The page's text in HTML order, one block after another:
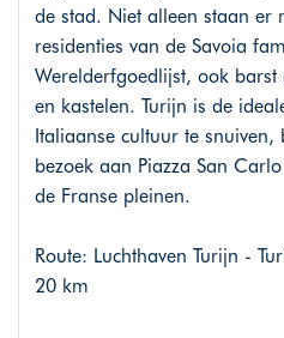
de stad. Niet alleen staan er
residenties van de Savoia
Werelderfgoedlijst, ook barst
en kastelen. Turijn is de
Italiaanse cultuur te
bezoek aan Piazza San
de Franse pleinen.
Route: Luchthaven Turijn -
20 km